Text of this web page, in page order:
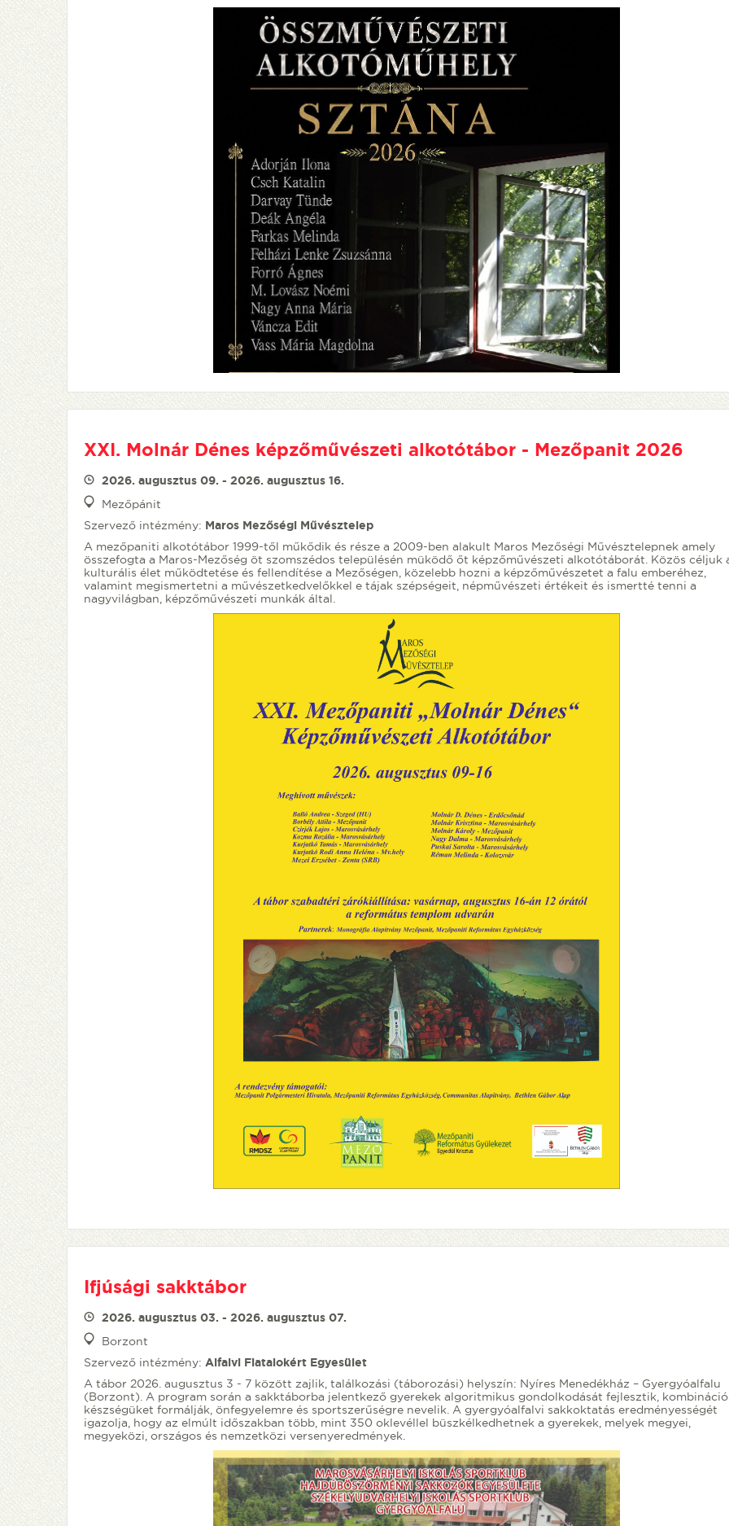
XXI. Molnár Dénes képzőművészeti alkotótábor - Mezőpanit 2026
2026. augusztus 09. - 2026. augusztus 16.
Mezőpánit
Szervező intézmény: Maros Mezőségi Művésztelep
A mezőpaniti alkotótábor 1999-től műkődik és része a 2009-ben alakult Maros Mezőségi Művésztelepnek amely
összefogta a Maros-Mezőség öt szomszédos településén müködő őt képzőművészeti alkotótáborát. Közös céljuk
kulturális élet működtetése és fellendítése a Mezőségen, közelebb hozni a képzőművészetet a falu emberéhez,
valamint megismertetni a művészetkedvelőkkel e tájak szépségeit, népművészeti értékeit és ismertté tenni a
nagyvilágban, képzőművészeti munkák által.
Ifjúsági sakktábor
2026. augusztus 03. - 2026. augusztus 07.
Borzont
Szervező intézmény: Alfalvi Fiatalokért Egyesület
A tábor 2026. augusztus 3 - 7 között zajlik, találkozási (táborozási) helyszín: Nyíres Menedékház – Gyergyóalfalu
(Borzont). A program során a sakktáborba jelentkező gyerekek algoritmikus gondolkodását fejlesztik,
készségüket formálják, önfegyelemre és sportszerűségre nevelik. A gyergyóalfalvi sakkoktatás eredményességét
igazolja, hogy az elmúlt időszakban több, mint 350 oklevéllel büszkélkedhetnek a gyerekek, melyek megyei,
megyeközi, országos és nemzetközi versenyeredmények.